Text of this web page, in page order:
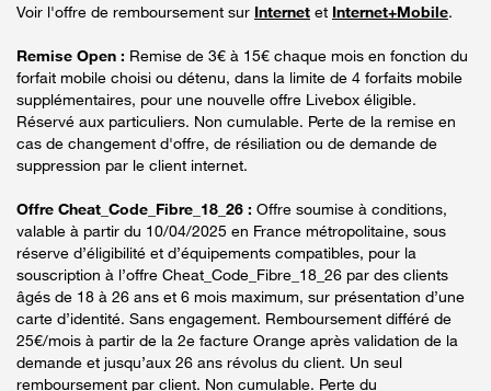
Voir l'offre de remboursement sur Internet et Internet+Mobile.
Remise Open : Remise de 3€ à 15€ chaque mois en fonction du
forfait mobile choisi ou détenu, dans la limite de 4 forfaits mobile
supplémentaires, pour une nouvelle offre Livebox éligible.
Réservé aux particuliers. Non cumulable. Perte de la remise en
cas de changement d'offre, de résiliation ou de demande de
suppression par le client internet.
Offre Cheat_Code_Fibre_18_26 : Offre soumise à conditions,
valable à partir du 10/04/2025 en France métropolitaine, sous
réserve d’éligibilité et d’équipements compatibles, pour la
souscription à l’offre Cheat_Code_Fibre_18_26 par des clients
âgés de 18 à 26 ans et 6 mois maximum, sur présentation d’une
carte d’identité. Sans engagement. Remboursement différé de
25€/mois à partir de la 2e facture Orange après validation de la
demande et jusqu’aux 26 ans révolus du client. Un seul
remboursement par client. Non cumulable. Perte du